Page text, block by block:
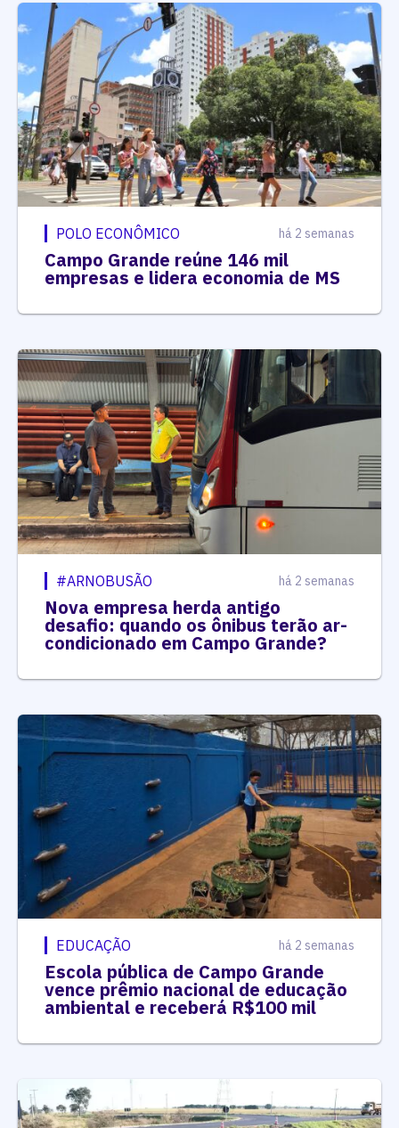
POLO ECONÔMICO há 2 semanas
Campo Grande reúne 146 mil
empresas e lidera economia de MS
#ARNOBUSÃO há 2 semanas
Nova empresa herda antigo
desafio: quando os ônibus terão ar-
condicionado em Campo Grande?
EDUCAÇÃO há 2 semanas
Escola pública de Campo Grande
vence prêmio nacional de educação
ambiental e receberá R$100 mil